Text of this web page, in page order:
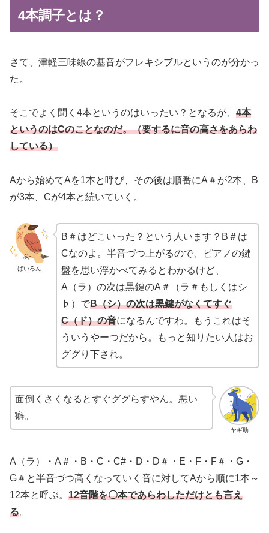
4本調子とは？
さて、津軽三味線の基音がフレキシブルというのが分かっ
た。
そこでよく聞く4本というのはいったい？となるが、 4本
というのはCのことなのだ。（要するに音の高さをあらわ
している）
Aから始めてAを1本と呼び、その後は順番にA＃が2本、B
が3本、Cが4本と続いていく。
ばいろん
B＃はどこいった？という人います？B＃は
Cなのよ。半音づつ上がるので、ピアノの鍵
盤を思い浮かべてみるとわかるけど、
A（ラ）の次は黒鍵のA＃（ラ＃もしくはシ
♭）でB（シ）の次は黒鍵がなくてすぐ
C（ド）の音になるんですわ。もうこれはそ
ういうやーつだから。もっと知りたい人はお
ググり下され。
ヤギ助
面倒くさくなるとすぐググらすやん。悪い
癖。
A（ラ）・A＃・B・C・C#・D・D＃・E・F・F＃・G・
G＃と半音づつ高くなっていく音に対してAから順に1本～
12本と呼ぶ。 12音階を〇本であらわしただけとも言え
る。